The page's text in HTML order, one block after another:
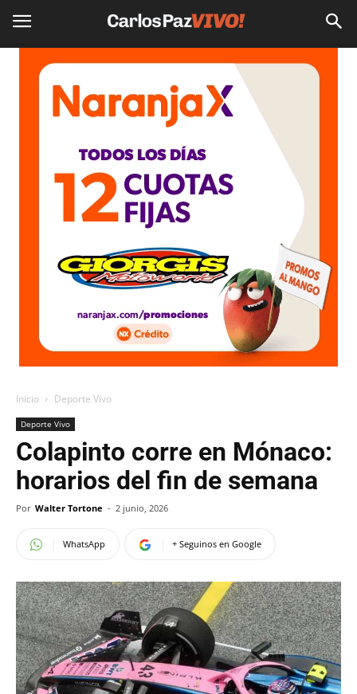
Inicio Deporte Vivo
Deporte Vivo
Colapinto corre en Mónaco:
horarios del fin de semana
Por Walter Tortone - 2 junio, 2026
WhatsApp + Seguinos en Google